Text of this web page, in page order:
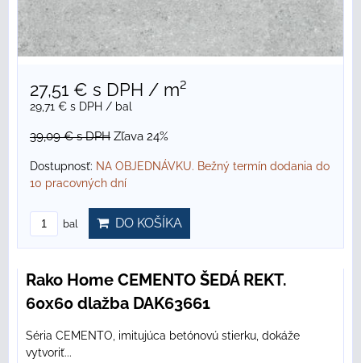
27,51 € s DPH / m²
29,71 € s DPH / bal
39,09 €s DPH Zľava 24%
Dostupnosť: NA OBJEDNÁVKU. Bežný termín dodania do
10 pracovných dní
bal DO KOŠÍKA
Rako Home CEMENTO ŠEDÁ REKT.
60x60 dlažba DAK63661
Séria CEMENTO, imitujúca betónovú stierku, dokáže
vytvoriť...